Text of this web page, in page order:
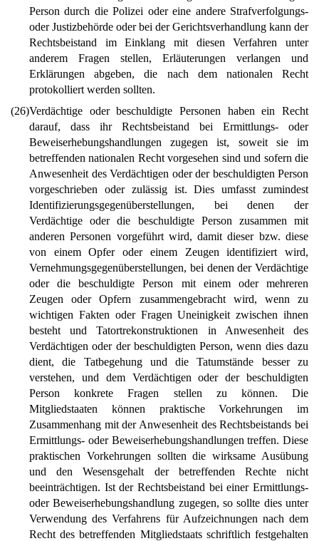
Person durch die Polizei oder eine andere Strafverfolgungs-
oder Justizbehörde oder bei der Gerichtsverhandlung kann der
Rechtsbeistand im Einklang mit diesen Verfahren unter
anderem Fragen stellen, Erläuterungen verlangen und
Erklärungen abgeben, die nach dem nationalen Recht
protokolliert werden sollten.
(26)Verdächtige oder beschuldigte Personen haben ein Recht
darauf, dass ihr Rechtsbeistand bei Ermittlungs- oder
Beweiserhebungshandlungen zugegen ist, soweit sie im
betreffenden nationalen Recht vorgesehen sind und sofern die
Anwesenheit des Verdächtigen oder der beschuldigten Person
vorgeschrieben oder zulässig ist. Dies umfasst zumindest
Identifizierungsgegenüberstellungen, bei denen der
Verdächtige oder die beschuldigte Person zusammen mit
anderen Personen vorgeführt wird, damit dieser bzw. diese
von einem Opfer oder einem Zeugen identifiziert wird,
Vernehmungsgegenüberstellungen, bei denen der Verdächtige
oder die beschuldigte Person mit einem oder mehreren
Zeugen oder Opfern zusammengebracht wird, wenn zu
wichtigen Fakten oder Fragen Uneinigkeit zwischen ihnen
besteht und Tatortrekonstruktionen in Anwesenheit des
Verdächtigen oder der beschuldigten Person, wenn dies dazu
dient, die Tatbegehung und die Tatumstände besser zu
verstehen, und dem Verdächtigen oder der beschuldigten
Person konkrete Fragen stellen zu können. Die
Mitgliedstaaten können praktische Vorkehrungen im
Zusammenhang mit der Anwesenheit des Rechtsbeistands bei
Ermittlungs- oder Beweiserhebungshandlungen treffen. Diese
praktischen Vorkehrungen sollten die wirksame Ausübung
und den Wesensgehalt der betreffenden Rechte nicht
beeinträchtigen. Ist der Rechtsbeistand bei einer Ermittlungs-
oder Beweiserhebungshandlung zugegen, so sollte dies unter
Verwendung des Verfahrens für Aufzeichnungen nach dem
Recht des betreffenden Mitgliedstaats schriftlich festgehalten